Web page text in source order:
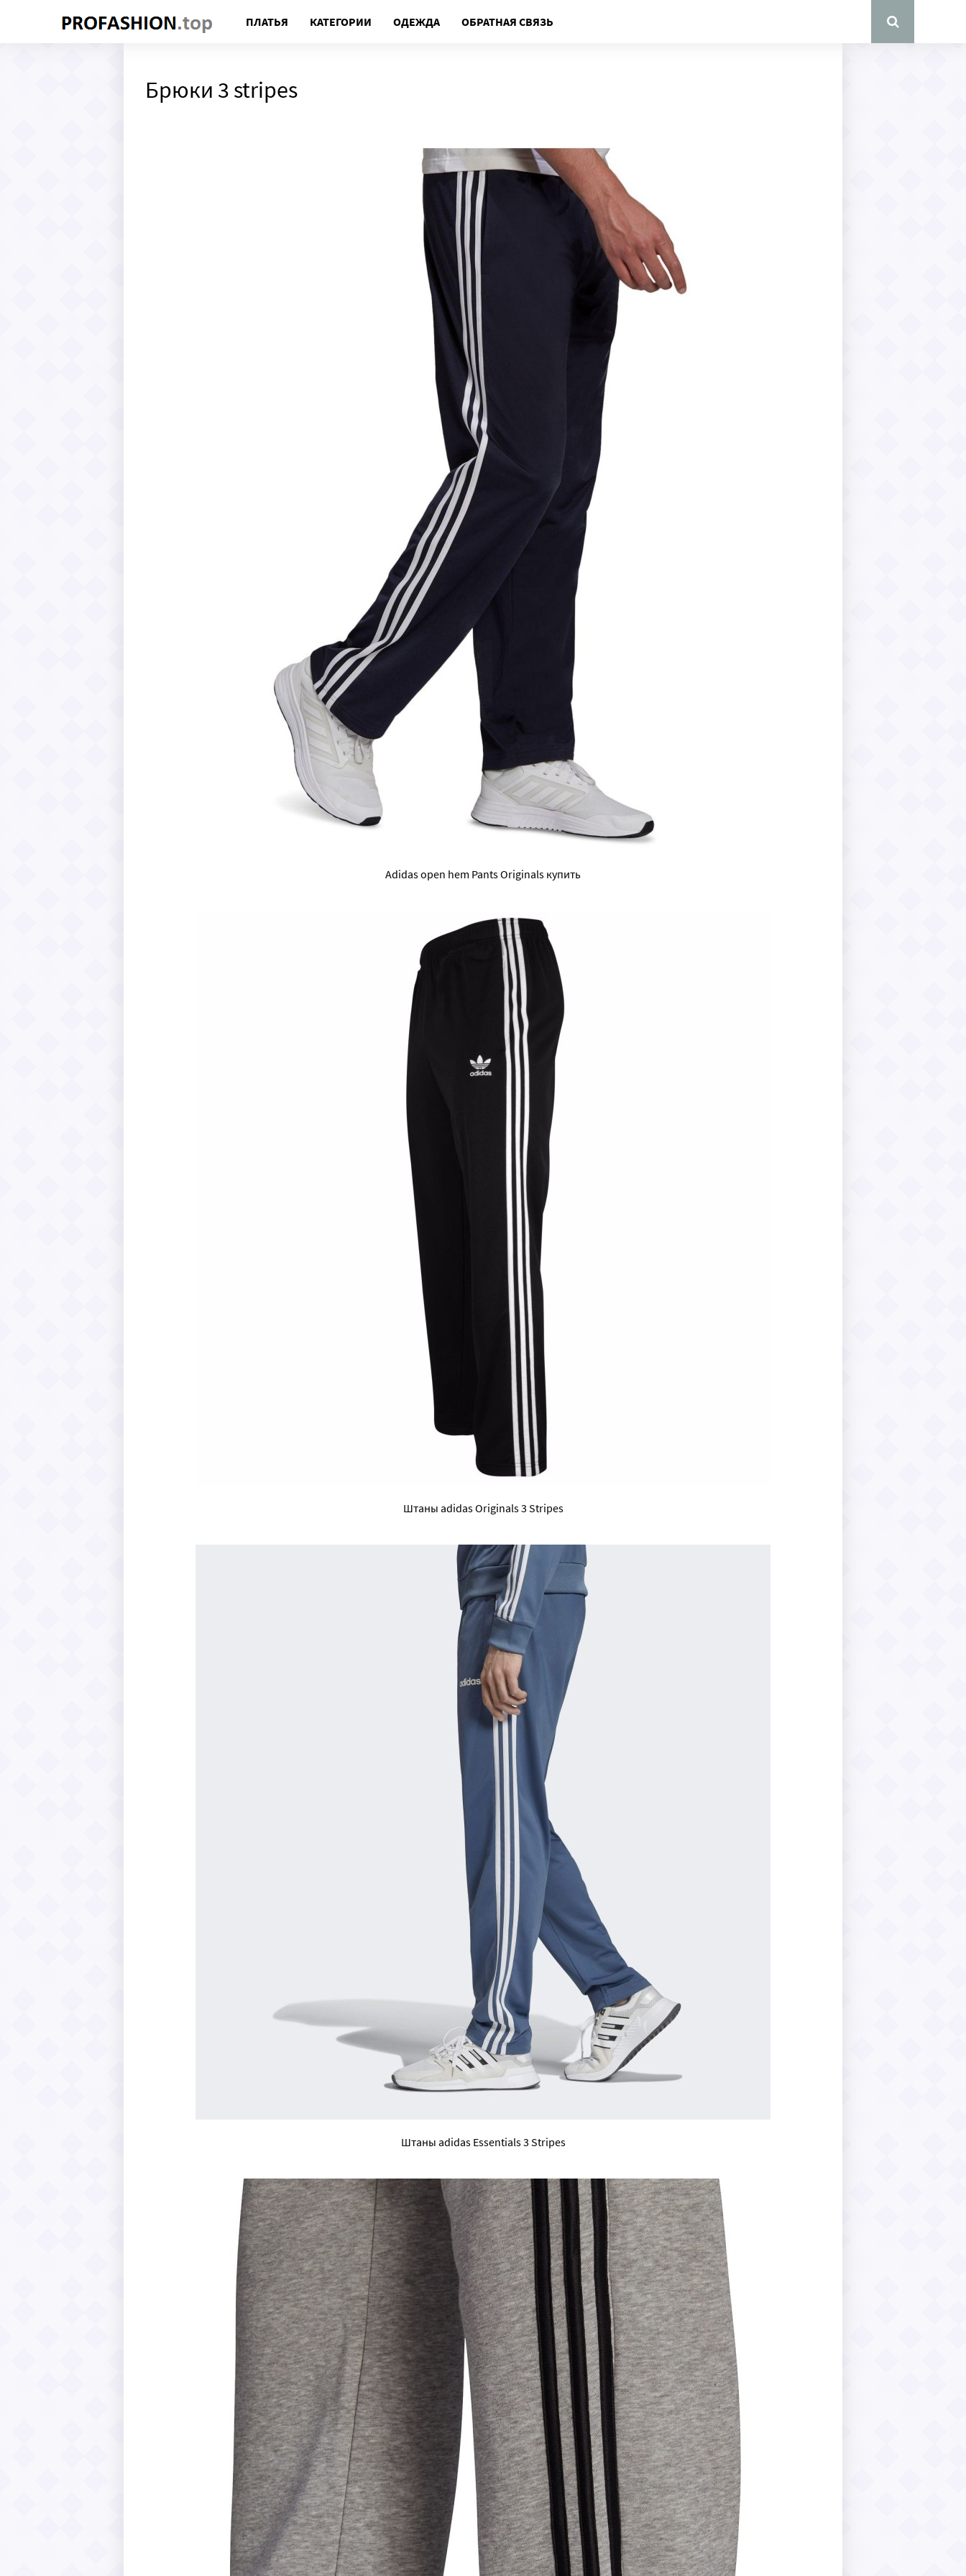
ПЛАТЬЯ КАТЕГОРИИ ОДЕЖДА ОБРАТНАЯ СВЯЗЬ
Брюки 3 stripes
Adidas open hem Pants Originals купить
Штаны adidas Originals 3 Stripes
Штаны adidas Essentials 3 Stripes